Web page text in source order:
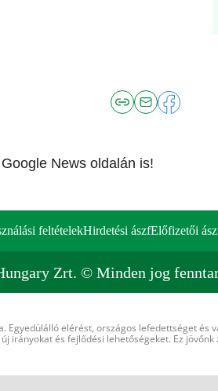
Google News oldalán is!
feltételekHirdetési ászfElőfizetői
Zrt. © Minden jog
elérést, országos lefedettséget és
irányokat és fejlődési lehetőségeket. Ez jövőnk